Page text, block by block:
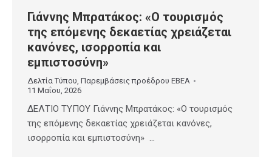
Γιάννης Μπρατάκος: «Ο τουρισμός
της επόμενης δεκαετίας χρειάζεται
κανόνες, ισορροπία και
εμπιστοσύνη»
Δελτία Τύπου, Παρεμβάσεις προέδρου ΕΒΕΑ
11 Μαΐου, 2026
ΔΕΛΤΙΟ ΤΥΠΟΥ Γιάννης Μπρατάκος: «Ο τουρισμός
της επόμενης δεκαετίας χρειάζεται κανόνες,
ισορροπία και εμπιστοσύνη» …